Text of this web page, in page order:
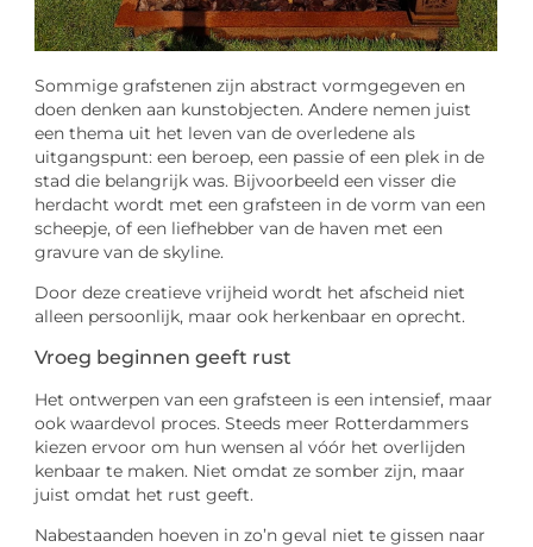
Sommige grafstenen zijn abstract vormgegeven en
doen denken aan kunstobjecten. Andere nemen juist
een thema uit het leven van de overledene als
uitgangspunt: een beroep, een passie of een plek in de
stad die belangrijk was. Bijvoorbeeld een visser die
herdacht wordt met een grafsteen in de vorm van een
scheepje, of een liefhebber van de haven met een
gravure van de skyline.
Door deze creatieve vrijheid wordt het afscheid niet
alleen persoonlijk, maar ook herkenbaar en oprecht.
Vroeg beginnen geeft rust
Het ontwerpen van een grafsteen is een intensief, maar
ook waardevol proces. Steeds meer Rotterdammers
kiezen ervoor om hun wensen al vóór het overlijden
kenbaar te maken. Niet omdat ze somber zijn, maar
juist omdat het rust geeft.
Nabestaanden hoeven in zo’n geval niet te gissen naar